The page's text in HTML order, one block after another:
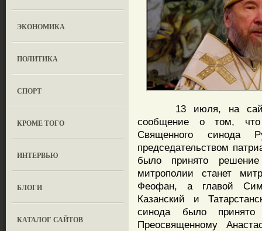
ЭКОНОМИКА
ПОЛИТИКА
СПОРТ
КРОМЕ ТОГО
ИНТЕРВЬЮ
БЛОГИ
КАТАЛОГ САЙТОВ
13 июля, на сайте
сообщение о том, что
Священного синода
председательством
было принято
митрополии станет
Феофан, а главой
Казанский и
синода было принято
Преосвященному